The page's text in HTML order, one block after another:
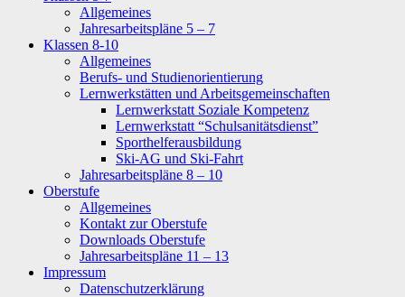
Allgemeines
Jahresarbeitspläne 5 – 7
Klassen 8-10
Allgemeines
Berufs- und Studienorientierung
Lernwerkstätten und Arbeitsgemeinschaften
Lernwerkstatt Soziale Kompetenz
Lernwerkstatt “Schulsanitätsdienst”
Sporthelferausbildung
Ski-AG und Ski-Fahrt
Jahresarbeitspläne 8 – 10
Oberstufe
Allgemeines
Kontakt zur Oberstufe
Downloads Oberstufe
Jahresarbeitspläne 11 – 13
Impressum
Datenschutzerklärung